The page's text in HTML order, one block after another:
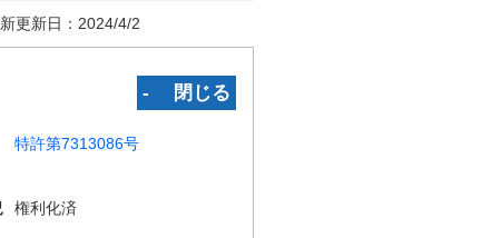
更新日： 2024/4/2
‐ 閉じる
特許第7313086号
権利化済